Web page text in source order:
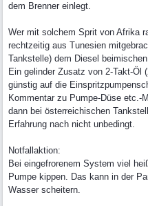
dem Brenner einlegt.
Wer mit solchem Sprit von Afrika
rechtzeitig aus Tunesien
Tankstelle) dem Diesel
Ein gelinder Zusatz von 2-Takt-Öl
günstig auf die
Kommentar zu Pumpe-Düse etc.-
dann bei österreichischen
Erfahrung nach nicht unbedingt.
Notfallaktion:
Bei eingefrorenem System viel
Pumpe kippen. Das kann in der
Wasser scheitern.